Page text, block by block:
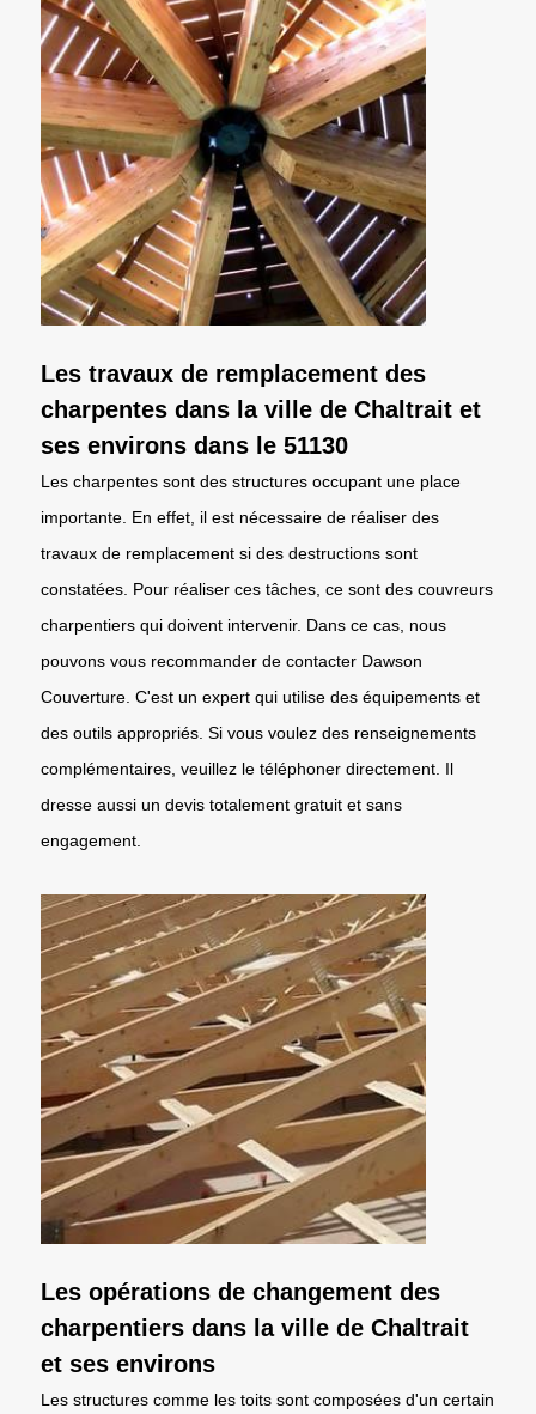
Les travaux de remplacement des
charpentes dans la ville de Chaltrait et
ses environs dans le 51130
Les charpentes sont des structures occupant une place
importante. En effet, il est nécessaire de réaliser des
travaux de remplacement si des destructions sont
constatées. Pour réaliser ces tâches, ce sont des couvreurs
charpentiers qui doivent intervenir. Dans ce cas, nous
pouvons vous recommander de contacter Dawson
Couverture. C'est un expert qui utilise des équipements et
des outils appropriés. Si vous voulez des renseignements
complémentaires, veuillez le téléphoner directement. Il
dresse aussi un devis totalement gratuit et sans
engagement.
Les opérations de changement des
charpentiers dans la ville de Chaltrait
et ses environs
Les structures comme les toits sont composées d'un certain